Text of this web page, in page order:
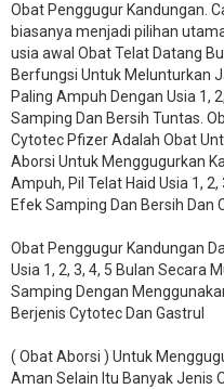
​Obat Penggugur Kandungan.
biasanya menjadi pilihan
usia awal Obat Telat Datang
Berfungsi Untuk Melunturkan
Paling Ampuh Dengan Usia 1,
Samping Dan Bersih Tuntas.
Cytotec Pfizer Adalah Obat
Aborsi Untuk Menggugurkan
Ampuh, Pil Telat Haid Usia 1,
Efek Samping Dan Bersih Dan
Obat Penggugur Kandungan
Usia 1, 2, 3, 4, 5 Bulan Secara
Samping Dengan
Berjenis Cytotec Dan Gastrul
( Obat Aborsi ) Untuk
Aman Selain Itu Banyak Jenis